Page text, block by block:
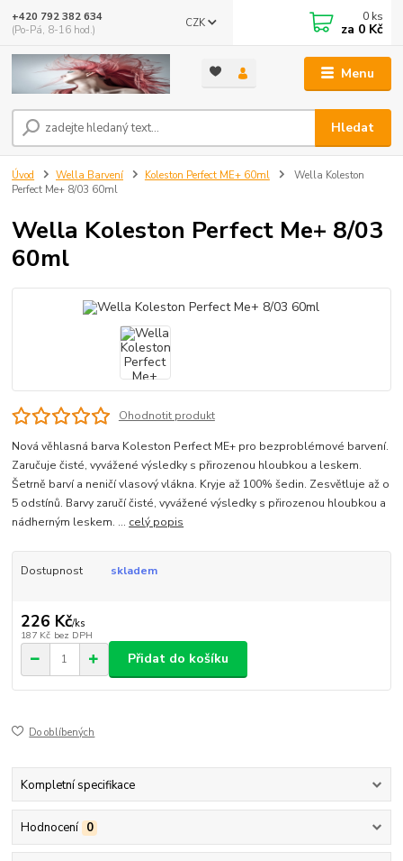
Menu
CZK
Hledat
+420 792 382 634
(Po-Pá, 8-16 hod.)
0 ks
za 0 Kč
Úvod Wella Barvení Koleston Perfect ME+ 60ml
Wella Koleston
Perfect Me+ 8/03 60ml
Wella Koleston Perfect Me+ 8/03
60ml
Ohodnotit produkt
Nová věhlasná barva Koleston Perfect ME+ pro bezproblémové barvení.
Zaručuje čisté, vyvážené výsledky s přirozenou hloubkou a leskem.
Šetrně barví a neničí vlasový vlákna. Kryje až 100% šedin. Zesvětluje až o
5 odstínů. Barvy zaručí čisté, vyvážené výsledky s přirozenou hloubkou a
nádherným leskem. ... celý popis
Dostupnost skladem
226 Kč/ks
187 Kč bez DPH
Přidat do košíku
Do oblíbených
Kompletní specifikace
Hodnocení 0